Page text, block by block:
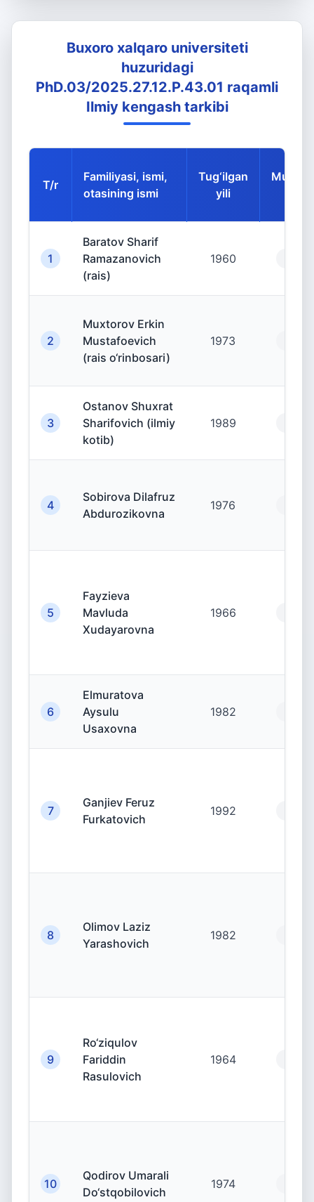
Buxoro xalqaro universiteti
huzuridagi
PhD.03/2025.27.12.P.43.01 raqamli
Ilmiy kengash tarkibi
T/r
Familiyasi, ismi,
otasining ismi
Tug‘ilgan
yili
1
Baratov Sharif
Ramazanovich
(rais)
1960
2
Muxtorov Erkin
Mustafoevich
(rais o‘rinbosari)
1973
3
Ostanov Shuxrat
Sharifovich (ilmiy
kotib)
1989
4
Sobirova Dilafruz
Abdurozikovna
1976
5
Fayzieva
Mavluda
Xudayarovna
1966
6
Elmuratova
Aysulu
Usaxovna
1982
7
Ganjiev Feruz
Furkatovich
1992
8
Olimov Laziz
Yarashovich
1982
9
Ro‘ziqulov
Fariddin
Rasulovich
1964
10
Qodirov Umarali
Do‘stqobilovich
1974